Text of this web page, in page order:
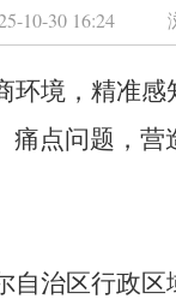
10-30 16:24
环境，精准
痛点问题，营
自治区行政区